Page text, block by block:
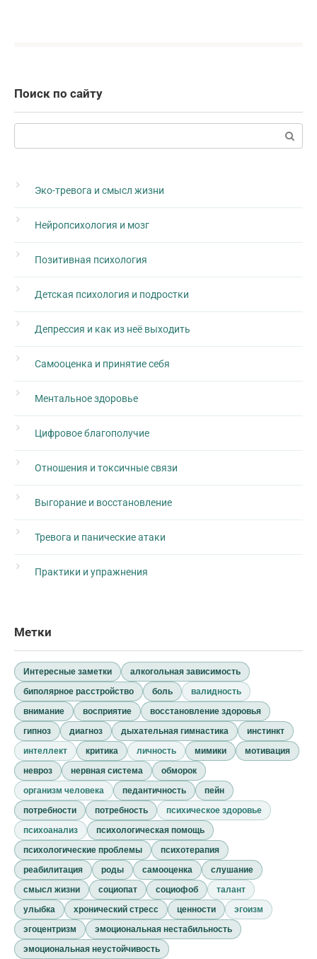
Поиск по сайту
Поиск:
Эко-тревога и смысл жизни
Нейропсихология и мозг
Позитивная психология
Детская психология и подростки
Депрессия и как из неё выходить
Самооценка и принятие себя
Ментальное здоровье
Цифровое благополучие
Отношения и токсичные связи
Выгорание и восстановление
Тревога и панические атаки
Практики и упражнения
Метки
Интересные заметки
алкогольная зависимость
биполярное расстройство
боль
валидность
внимание
восприятие
восстановление здоровья
гипноз
диагноз дыхательная гимнастика
инстинкт
интеллект
критика личность мимики
мотивация
невроз
нервная система
обморок
организм человека
педантичность
пейн
потребности
потребность
психическое здоровье
психоанализ
психологическая помощь
психологические проблемы
психотерапия
реабилитация
роды самооценка
слушание
смысл жизни
социопат социофоб
талант
улыбка
хронический стресс ценности
эгоизм
эгоцентризм
эмоциональная нестабильность
эмоциональная неустойчивость